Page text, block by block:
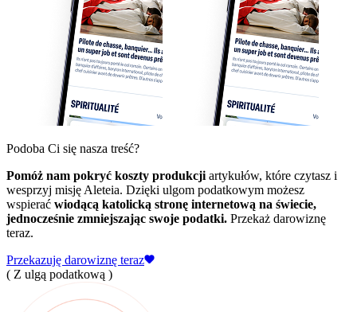
Podoba Ci się nasza treść?
Pomóż nam pokryć koszty produkcji artykułów, które czytasz i
wesprzyj misję Aleteia. Dzięki ulgom podatkowym możesz
wspierać wiodącą katolicką stronę internetową na świecie,
jednocześnie zmniejszając swoje podatki. Przekaż darowiznę
teraz.
Przekazuję darowiznę teraz
( Z ulgą podatkową )